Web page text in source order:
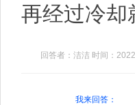
再经过冷却
回答者：洁洁 时间：
我来回答：